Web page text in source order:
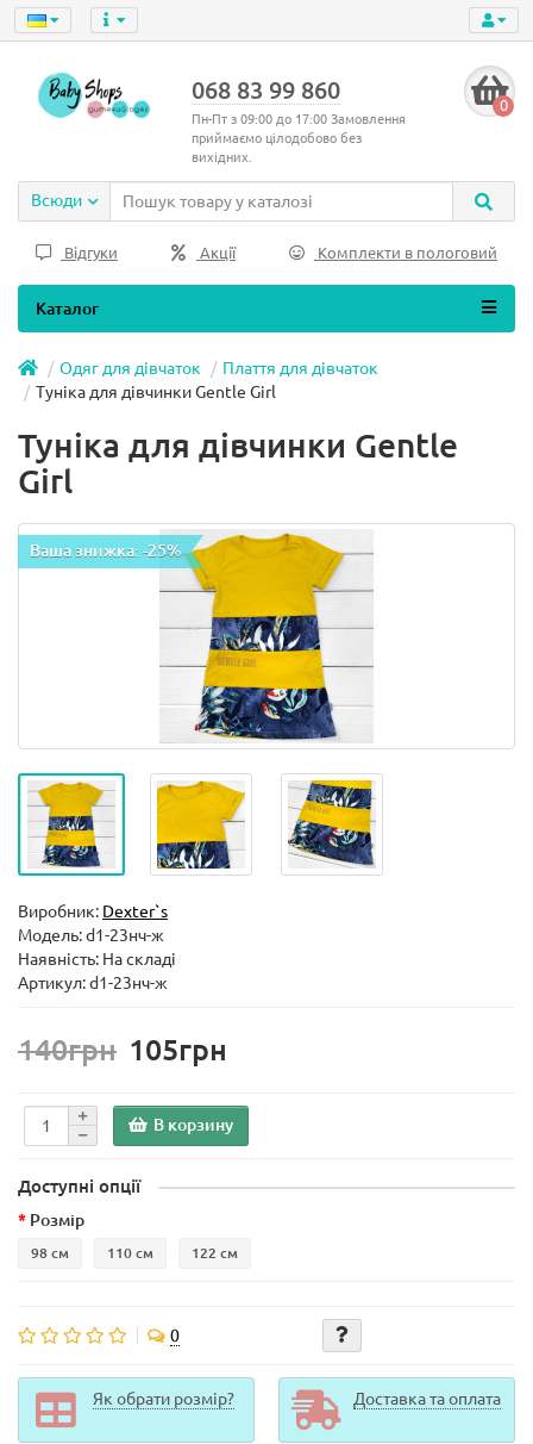
068 83 99 860
Пн-Пт з 09:00 до 17:00 Замовлення
приймаємо цілодобово без
вихідних.
0
Всюди
Відгуки Акції Комплекти в пологовий
Каталог
Одяг для дівчаток
Плаття для дівчаток
Туніка для дівчинки Gentle Girl
Туніка для дівчинки Gentle
Girl
Ваша знижка: -25%
Виробник: Dexter`s
Модель:d1-23нч-ж
Наявність: На складі
Артикул: d1-23нч-ж
140грн 105грн
В корзину
Доступні опції
Розмір
98 см 110 см 122 см
0
Як обрати розмір? Доставка та оплата